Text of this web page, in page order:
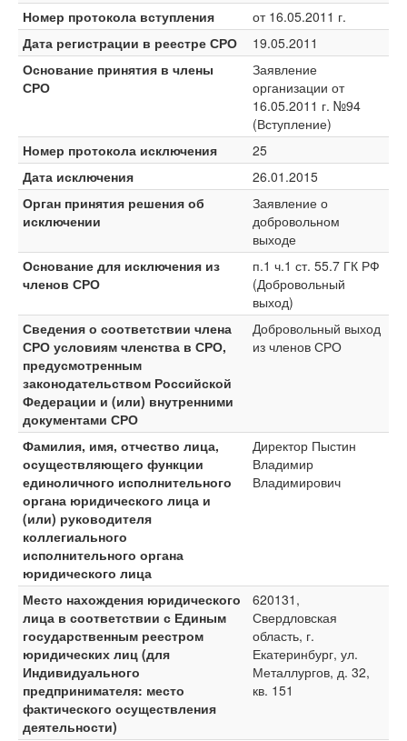
Номер протокола вступления
от 16.05.2011 г.
Дата регистрации в реестре СРО
19.05.2011
Основание принятия в члены
СРО
Заявление
организации от
16.05.2011 г. №94
(Вступление)
Номер протокола исключения
25
Дата исключения
26.01.2015
Орган принятия решения об
исключении
Заявление о
добровольном
выходе
Основание для исключения из
членов СРО
п.1 ч.1 ст. 55.7 ГК РФ
(Добровольный
выход)
Сведения о соответствии члена
СРО условиям членства в СРО,
предусмотренным
законодательством Российской
Федерации и (или) внутренними
документами СРО
Добровольный выход
из членов СРО
Фамилия, имя, отчество лица,
осуществляющего функции
единоличного исполнительного
органа юридического лица и
(или) руководителя
коллегиального
исполнительного органа
юридического лица
Директор Пыстин
Владимир
Владимирович
Место нахождения юридического
лица в соответствии с Единым
государственным реестром
юридических лиц (для
Индивидуального
предпринимателя: место
фактического осуществления
деятельности)
620131,
Свердловская
область, г.
Екатеринбург, ул.
Металлургов, д. 32,
кв. 151